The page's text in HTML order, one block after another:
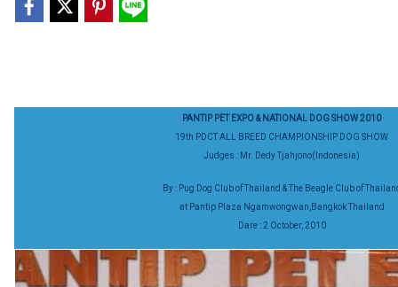
PANTIP PET EXPO & NATIONAL DOG SHOW 2010
19th PDCT ALL BREED CHAMPIONSHIP DOG SHOW
Judges : Mr. Dedy Tjahjono(Indonesia)
By : Pug Dog Club of Thailand & The Beagle Club of
at Pantip Plaza Ngamwongwan,Bangkok Thailand
Dare : 2 October, 2010